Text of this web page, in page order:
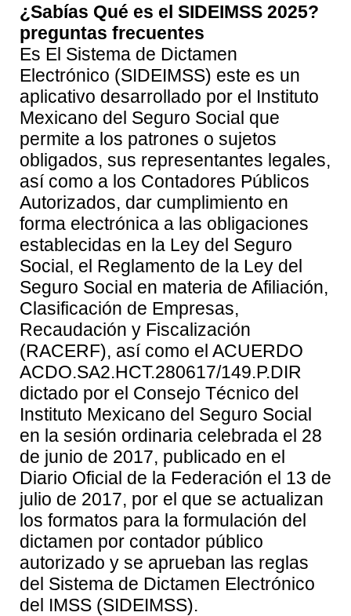
¿Sabías Qué es el SIDEIMSS 2025?
preguntas frecuentes
Es El Sistema de Dictamen
Electrónico (SIDEIMSS) este es un
aplicativo desarrollado por el Instituto
Mexicano del Seguro Social que
permite a los patrones o sujetos
obligados, sus representantes legales,
así como a los Contadores Públicos
Autorizados, dar cumplimiento en
forma electrónica a las obligaciones
establecidas en la Ley del Seguro
Social, el Reglamento de la Ley del
Seguro Social en materia de Afiliación,
Clasificación de Empresas,
Recaudación y Fiscalización
(RACERF), así como el ACUERDO
ACDO.SA2.HCT.280617/149.P.DIR
dictado por el Consejo Técnico del
Instituto Mexicano del Seguro Social
en la sesión ordinaria celebrada el 28
de junio de 2017, publicado en el
Diario Oficial de la Federación el 13 de
julio de 2017, por el que se actualizan
los formatos para la formulación del
dictamen por contador público
autorizado y se aprueban las reglas
del Sistema de Dictamen Electrónico
del IMSS (SIDEIMSS).